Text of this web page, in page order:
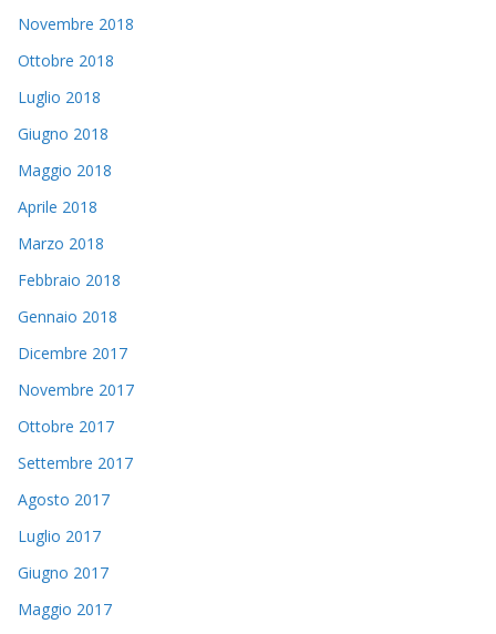
Novembre 2018
Ottobre 2018
Luglio 2018
Giugno 2018
Maggio 2018
Aprile 2018
Marzo 2018
Febbraio 2018
Gennaio 2018
Dicembre 2017
Novembre 2017
Ottobre 2017
Settembre 2017
Agosto 2017
Luglio 2017
Giugno 2017
Maggio 2017